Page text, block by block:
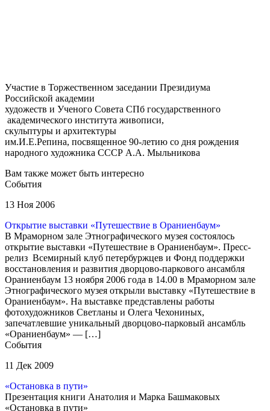
Участие в Торжественном заседании Президиума
Российской академии
художеств и Ученого Совета СПб государственного
академического института живописи,
скульптуры и архитектуры
им.И.Е.Репина, посвященное 90-летию со дня рождения
народного художника СССР А.А. Мыльникова
Вам также может быть интересно
События
13 Ноя 2006
Открытие выставки «Путешествие в Ораниенбаум»
В Мраморном зале Этнографического музея состоялось
открытие выставки «Путешествие в Ораниенбаум». Пресс-
релиз Всемирный клуб петербуржцев и Фонд поддержки
восстановления и развития дворцово-паркового ансамбля
Ораниенбаум 13 ноября 2006 года в 14.00 в Мраморном зале
Этнографического музея открыли выставку «Путешествие в
Ораниенбаум». На выставке представлены работы
фотохудожников Светланы и Олега Чехониных,
запечатлевшие уникальный дворцово-парковый ансамбль
«Ораниенбаум» — […]
События
11 Дек 2009
«Остановка в пути»
Презентация книги Анатолия и Марка Башмаковых
«Остановка в пути»